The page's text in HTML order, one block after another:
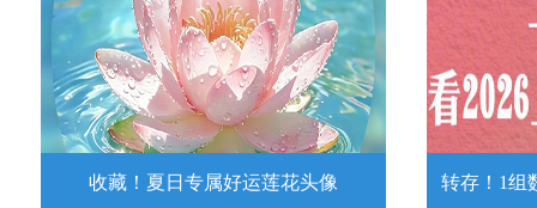
收藏！夏日专属好运莲花头像 转存！1组